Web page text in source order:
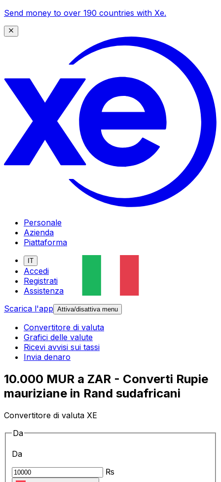
Send money to over 190 countries with Xe.
Personale
Azienda
Piattaforma
IT
Accedi
Registrati
Assistenza
Scarica l'app Attiva/disattiva menu
Convertitore di valuta
Grafici delle valute
Ricevi avvisi sui tassi
Invia denaro
10.000 MUR a ZAR - Converti Rupie
mauriziane in Rand sudafricani
Convertitore di valuta XE
Da
Da
₨